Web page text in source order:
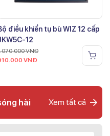
điều khiển tụ bù WIZ 12 cấp
12
VNĐ
VNĐ
hài Xem tất cả